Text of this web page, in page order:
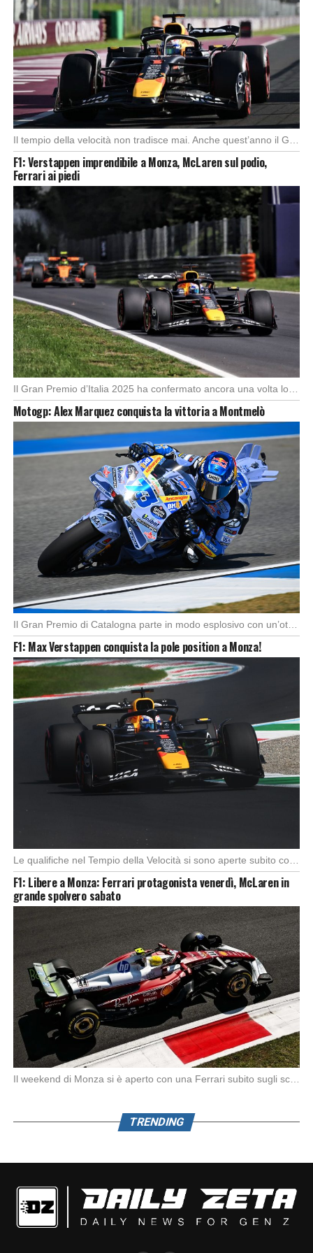
Foto: SkySport
F1: Verstappen imprendibile a Monza, McLaren sul podio,
Ferrari ai piedi
Motogp: Alex Marquez conquista la vittoria a Montmelò
Il Gran Premio di Catalogna parte in modo esplosivo con un’ottima partenza di Alex Marquez, […]
F1: Max Verstappen conquista la pole position a Monza!
F1: Libere a Monza: Ferrari protagonista venerdì, McLaren in
grande spolvero sabato
Il weekend di Monza si è aperto con una Ferrari subito sugli scudi. Nella prima […]
TRENDING